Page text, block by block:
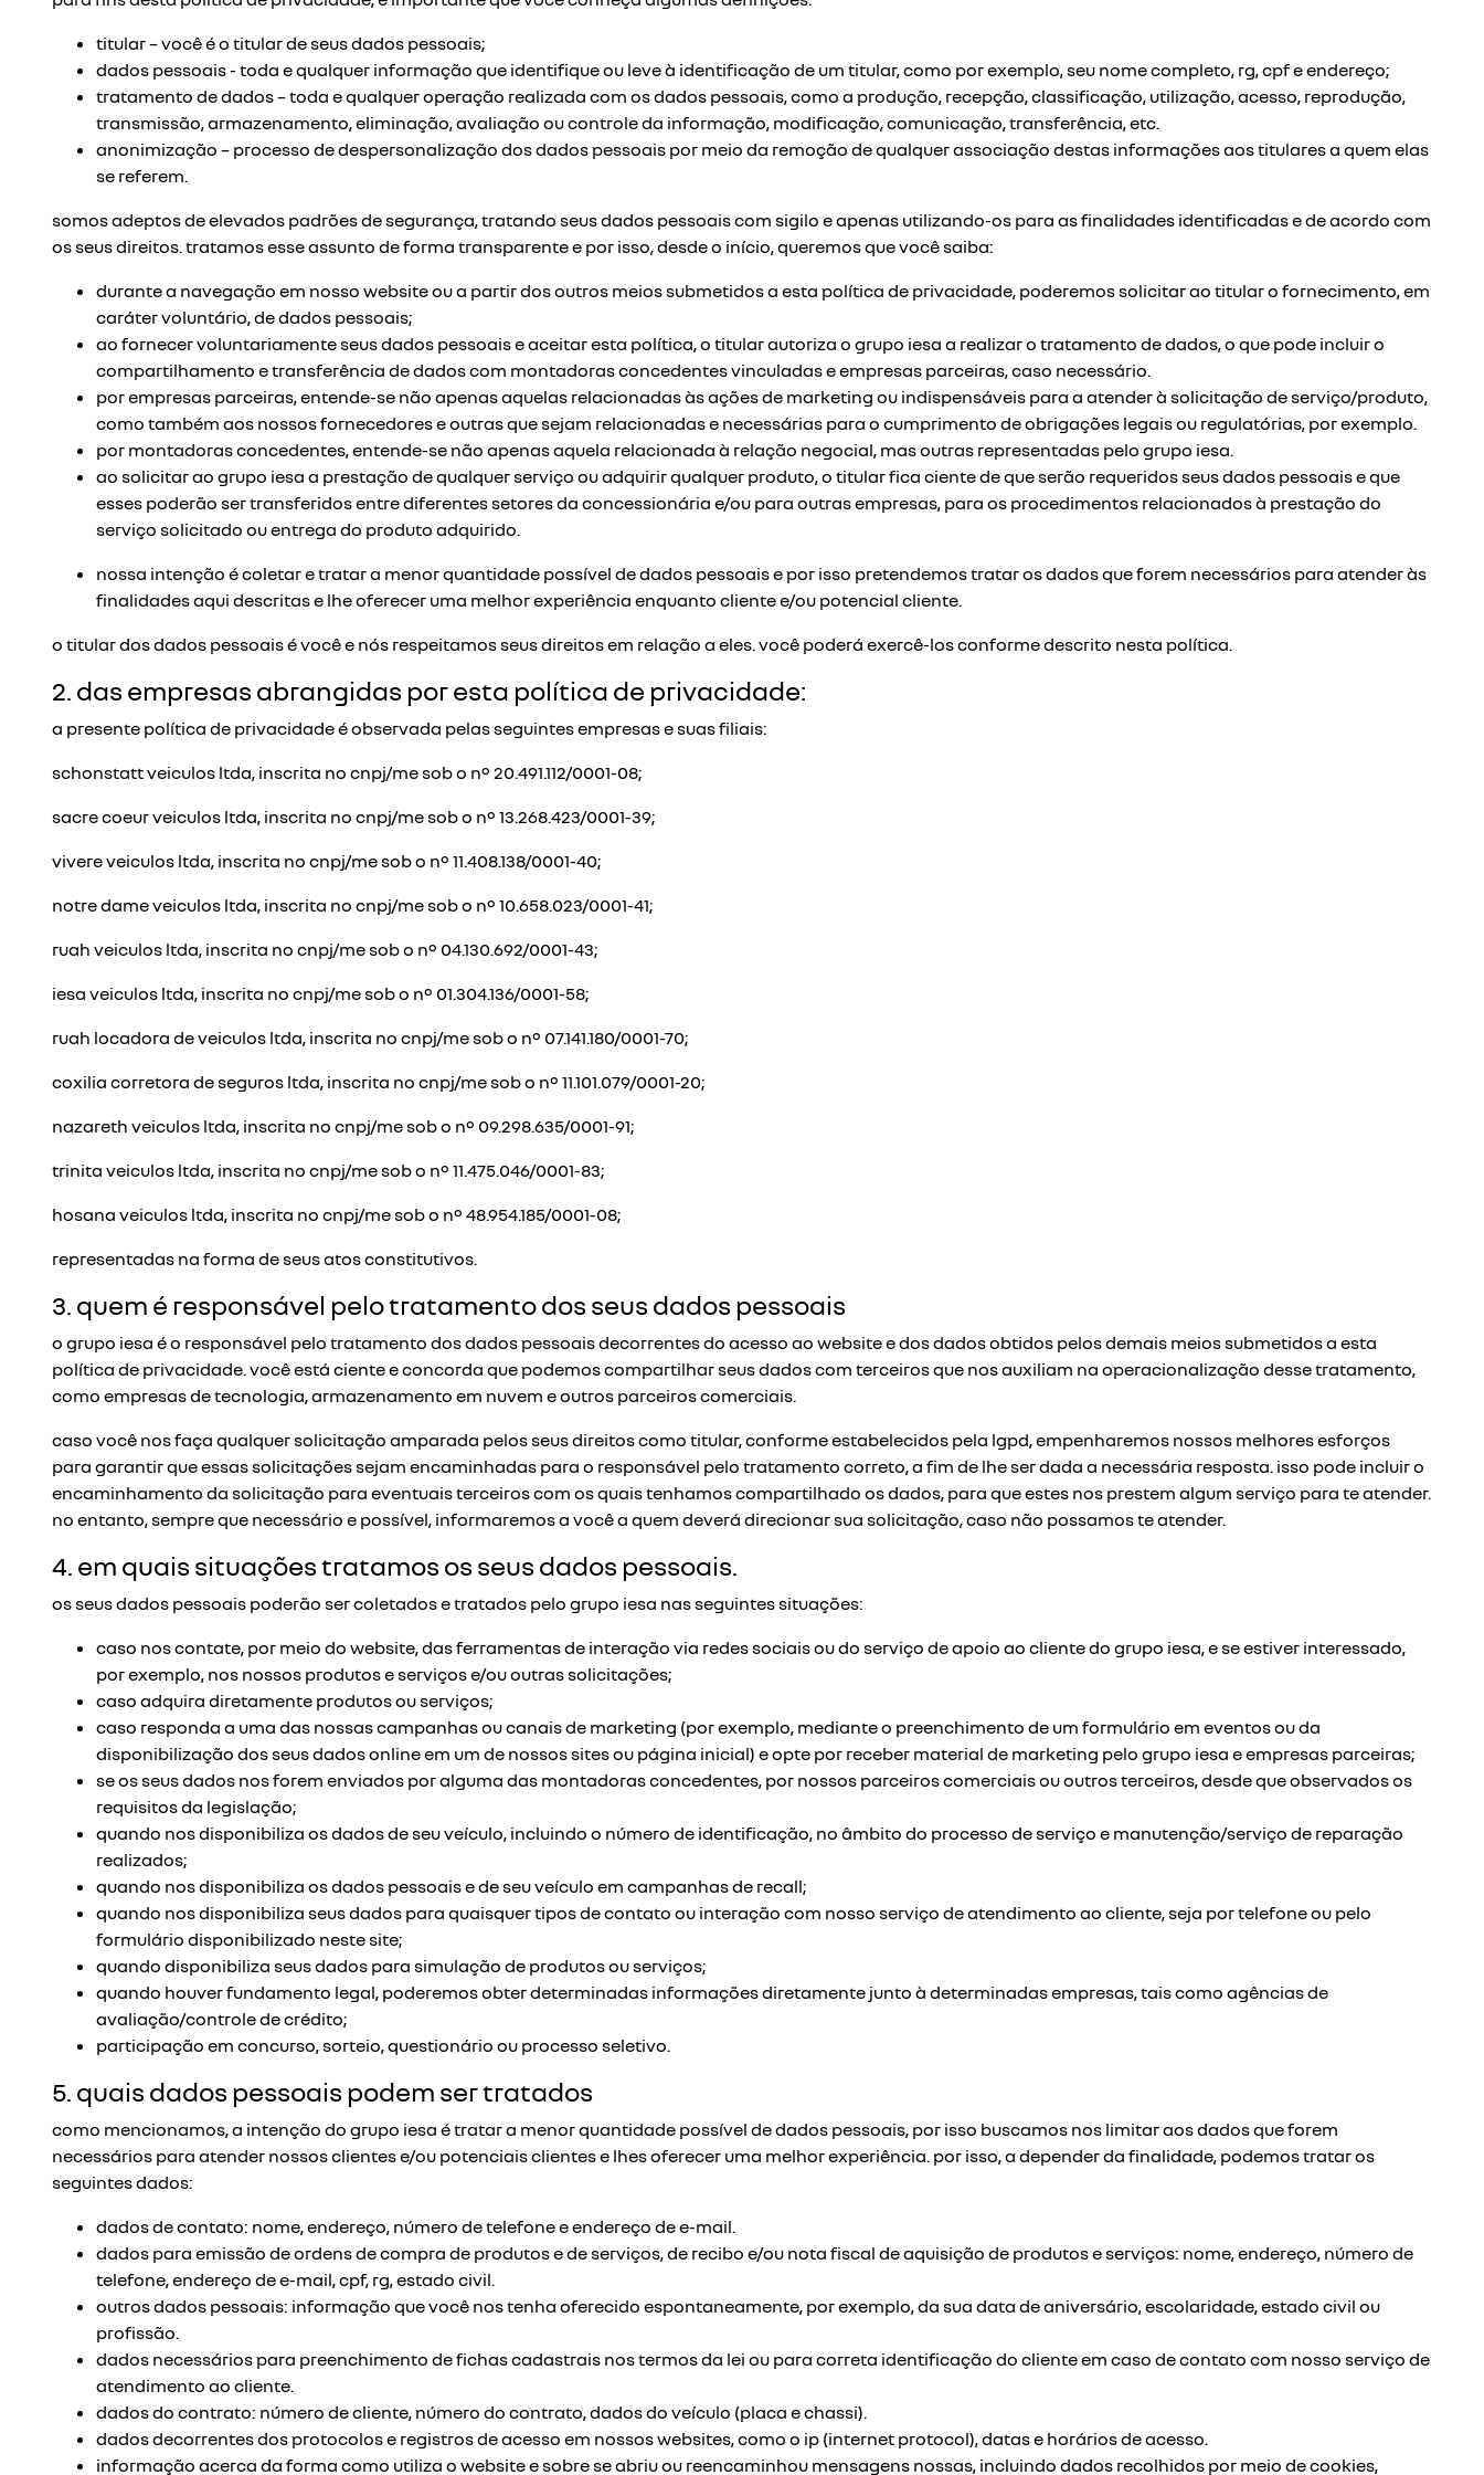
titular – você é o titular de seus dados pessoais;
dados pessoais - toda e qualquer informação que identifique ou leve à identificação de um titular, como por exemplo, seu nome completo, rg, cpf e endereço;
tratamento de dados – toda e qualquer operação realizada com os dados pessoais, como a produção, recepção, classificação, utilização, acesso, reprodução,
transmissão, armazenamento, eliminação, avaliação ou controle da informação, modificação, comunicação, transferência, etc.
anonimização – processo de despersonalização dos dados pessoais por meio da remoção de qualquer associação destas informações aos titulares a quem elas
se referem.
somos adeptos de elevados padrões de segurança, tratando seus dados pessoais com sigilo e apenas utilizando-os para as finalidades identificadas e de acordo com
os seus direitos. tratamos esse assunto de forma transparente e por isso, desde o início, queremos que você saiba:
durante a navegação em nosso website ou a partir dos outros meios submetidos a esta política de privacidade, poderemos solicitar ao titular o fornecimento, em
caráter voluntário, de dados pessoais;
ao fornecer voluntariamente seus dados pessoais e aceitar esta política, o titular autoriza o grupo iesa a realizar o tratamento de dados, o que pode incluir o
compartilhamento e transferência de dados com montadoras concedentes vinculadas e empresas parceiras, caso necessário.
por empresas parceiras, entende-se não apenas aquelas relacionadas às ações de marketing ou indispensáveis para a atender à solicitação de serviço/produto,
como também aos nossos fornecedores e outras que sejam relacionadas e necessárias para o cumprimento de obrigações legais ou regulatórias, por exemplo.
por montadoras concedentes, entende-se não apenas aquela relacionada à relação negocial, mas outras representadas pelo grupo iesa.
ao solicitar ao grupo iesa a prestação de qualquer serviço ou adquirir qualquer produto, o titular fica ciente de que serão requeridos seus dados pessoais e que
esses poderão ser transferidos entre diferentes setores da concessionária e/ou para outras empresas, para os procedimentos relacionados à prestação do
serviço solicitado ou entrega do produto adquirido.
nossa intenção é coletar e tratar a menor quantidade possível de dados pessoais e por isso pretendemos tratar os dados que forem necessários para atender às
finalidades aqui descritas e lhe oferecer uma melhor experiência enquanto cliente e/ou potencial cliente.
o titular dos dados pessoais é você e nós respeitamos seus direitos em relação a eles. você poderá exercê-los conforme descrito nesta política.
2. das empresas abrangidas por esta política de privacidade:
a presente política de privacidade é observada pelas seguintes empresas e suas filiais:
schonstatt veiculos ltda, inscrita no cnpj/me sob o nº 20.491.112/0001-08;
sacre coeur veiculos ltda, inscrita no cnpj/me sob o nº 13.268.423/0001-39;
vivere veiculos ltda, inscrita no cnpj/me sob o nº 11.408.138/0001-40;
notre dame veiculos ltda, inscrita no cnpj/me sob o nº 10.658.023/0001-41;
ruah veiculos ltda, inscrita no cnpj/me sob o nº 04.130.692/0001-43;
iesa veiculos ltda, inscrita no cnpj/me sob o nº 01.304.136/0001-58;
ruah locadora de veiculos ltda, inscrita no cnpj/me sob o nº 07.141.180/0001-70;
coxilia corretora de seguros ltda, inscrita no cnpj/me sob o nº 11.101.079/0001-20;
nazareth veiculos ltda, inscrita no cnpj/me sob o nº 09.298.635/0001-91;
trinita veiculos ltda, inscrita no cnpj/me sob o nº 11.475.046/0001-83;
hosana veiculos ltda, inscrita no cnpj/me sob o nº 48.954.185/0001-08;
representadas na forma de seus atos constitutivos.
3. quem é responsável pelo tratamento dos seus dados pessoais
o grupo iesa é o responsável pelo tratamento dos dados pessoais decorrentes do acesso ao website e dos dados obtidos pelos demais meios submetidos a esta
política de privacidade. você está ciente e concorda que podemos compartilhar seus dados com terceiros que nos auxiliam na operacionalização desse tratamento,
como empresas de tecnologia, armazenamento em nuvem e outros parceiros comerciais.
caso você nos faça qualquer solicitação amparada pelos seus direitos como titular, conforme estabelecidos pela lgpd, empenharemos nossos melhores esforços
para garantir que essas solicitações sejam encaminhadas para o responsável pelo tratamento correto, a fim de lhe ser dada a necessária resposta. isso pode incluir o
encaminhamento da solicitação para eventuais terceiros com os quais tenhamos compartilhado os dados, para que estes nos prestem algum serviço para te atender.
no entanto, sempre que necessário e possível, informaremos a você a quem deverá direcionar sua solicitação, caso não possamos te atender.
4. em quais situações tratamos os seus dados pessoais.
os seus dados pessoais poderão ser coletados e tratados pelo grupo iesa nas seguintes situações:
caso nos contate, por meio do website, das ferramentas de interação via redes sociais ou do serviço de apoio ao cliente do grupo iesa, e se estiver interessado,
por exemplo, nos nossos produtos e serviços e/ou outras solicitações;
caso adquira diretamente produtos ou serviços;
caso responda a uma das nossas campanhas ou canais de marketing (por exemplo, mediante o preenchimento de um formulário em eventos ou da
disponibilização dos seus dados online em um de nossos sites ou página inicial) e opte por receber material de marketing pelo grupo iesa e empresas parceiras;
se os seus dados nos forem enviados por alguma das montadoras concedentes, por nossos parceiros comerciais ou outros terceiros, desde que observados os
requisitos da legislação;
quando nos disponibiliza os dados de seu veículo, incluindo o número de identificação, no âmbito do processo de serviço e manutenção/serviço de reparação
realizados;
quando nos disponibiliza os dados pessoais e de seu veículo em campanhas de recall;
quando nos disponibiliza seus dados para quaisquer tipos de contato ou interação com nosso serviço de atendimento ao cliente, seja por telefone ou pelo
formulário disponibilizado neste site;
quando disponibiliza seus dados para simulação de produtos ou serviços;
quando houver fundamento legal, poderemos obter determinadas informações diretamente junto à determinadas empresas, tais como agências de
avaliação/controle de crédito;
participação em concurso, sorteio, questionário ou processo seletivo.
5. quais dados pessoais podem ser tratados
como mencionamos, a intenção do grupo iesa é tratar a menor quantidade possível de dados pessoais, por isso buscamos nos limitar aos dados que forem
necessários para atender nossos clientes e/ou potenciais clientes e lhes oferecer uma melhor experiência. por isso, a depender da finalidade, podemos tratar os
seguintes dados:
dados de contato: nome, endereço, número de telefone e endereço de e-mail.
dados para emissão de ordens de compra de produtos e de serviços, de recibo e/ou nota fiscal de aquisição de produtos e serviços: nome, endereço, número de
telefone, endereço de e-mail, cpf, rg, estado civil.
outros dados pessoais: informação que você nos tenha oferecido espontaneamente, por exemplo, da sua data de aniversário, escolaridade, estado civil ou
profissão.
dados necessários para preenchimento de fichas cadastrais nos termos da lei ou para correta identificação do cliente em caso de contato com nosso serviço de
atendimento ao cliente.
dados do contrato: número de cliente, número do contrato, dados do veículo (placa e chassi).
dados decorrentes dos protocolos e registros de acesso em nossos websites, como o ip (internet protocol), datas e horários de acesso.
informação acerca da forma como utiliza o website e sobre se abriu ou reencaminhou mensagens nossas, incluindo dados recolhidos por meio de cookies,